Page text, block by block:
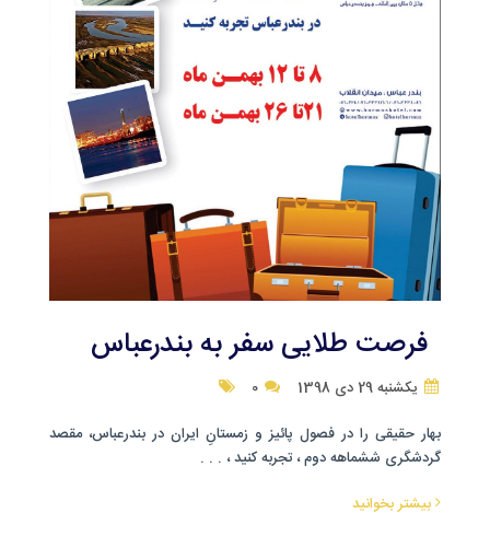
فرصت طلایی سفر به بندرعباس
یکشنبه 29 دی 1398
بهار حقیقی را در فصول پائیز و زمستانِ ایران در بندرعباس، مقصد
گردشگری ششماهه دوم ، تجربه کنید ، . . .
بیشتر بخوانید